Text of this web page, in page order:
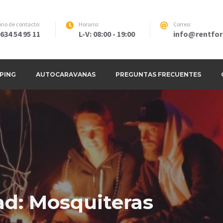
y Material de Camping en
de contacto:
54 95 11
Horario:
L-V: 08:00 - 19:00
Correo:
AUTOCARAVANAS PREGUNTAS FRECUENTES
Mosquiteras